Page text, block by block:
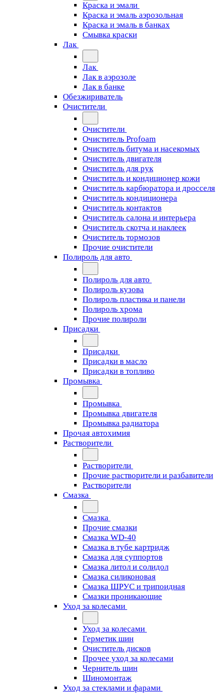
Краска и эмали
Краска и эмаль аэрозольная
Краска и эмаль в банках
Смывка краски
Лак
Лак
Лак в аэрозоле
Лак в банке
Обезжириватель
Очистители
Очистители
Очиститель Profoam
Очиститель битума и насекомых
Очиститель двигателя
Очиститель для рук
Очиститель и кондиционер кожи
Очиститель карбюратора и дросселя
Очиститель кондиционера
Очиститель контактов
Очиститель салона и интерьера
Очиститель скотча и наклеек
Очиститель тормозов
Прочие очистители
Полироль для авто
Полироль для авто
Полироль кузова
Полироль пластика и панели
Полироль хрома
Прочие полироли
Присадки
Присадки
Присадки в масло
Присадки в топливо
Промывка
Промывка
Промывка двигателя
Промывка радиатора
Прочая автохимия
Растворители
Растворители
Прочие растворители и разбавители
Растворители
Смазка
Смазка
Прочие смазки
Смазка WD-40
Смазка в тубе картридж
Смазка для суппортов
Смазка литол и солидол
Смазка силиконовая
Смазка ШРУС и трипоидная
Смазки проникающие
Уход за колесами
Уход за колесами
Герметик шин
Очиститель дисков
Прочее уход за колесами
Чернитель шин
Шиномонтаж
Уход за стеклами и фарами